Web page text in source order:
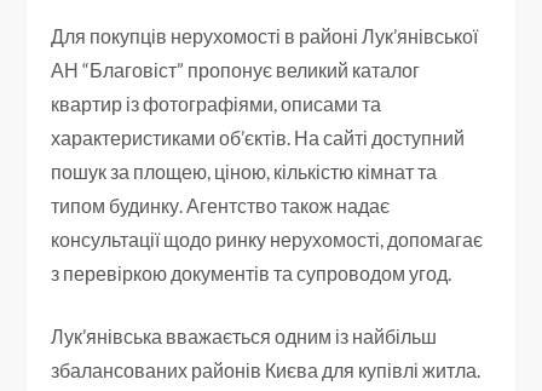
Для покупців нерухомості в районі Лук’янівської
АН “Благовіст” пропонує великий каталог
квартир із фотографіями, описами та
характеристиками об’єктів. На сайті доступний
пошук за площею, ціною, кількістю кімнат та
типом будинку. Агентство також надає
консультації щодо ринку нерухомості, допомагає
з перевіркою документів та супроводом угод.
Лук’янівська вважається одним із найбільш
збалансованих районів Києва для купівлі житла.